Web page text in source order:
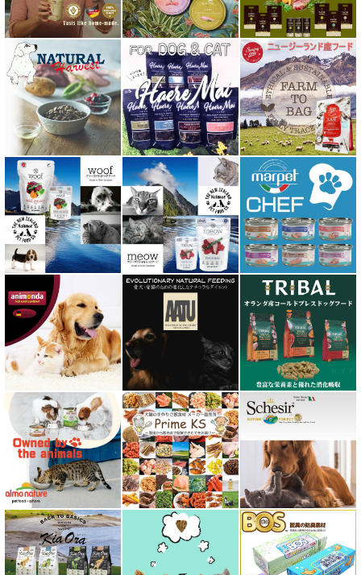
バイオトロール・バイオフレッシュ Byotrol
バリアサプリ
Haere Mai ハレマエ
阪急ハロードッグ
プロバイオデンタルPet
ビィ・ナチュラル be-NatuRal
ヒマラヤ ドッグ チーズ チュウ
ファープラスト 歯みがきガム
フィッシュ4 ペットフード正規品
フィールドエイト
フォルツァ10 FORZA10
プライムケイズ さかい企画
ブリスミックス BLISMIX
プレスティージ PRESTIGE
プロデン ProDen
ベイリーコー Bailey+Co
ベッツソリューション VetSolution